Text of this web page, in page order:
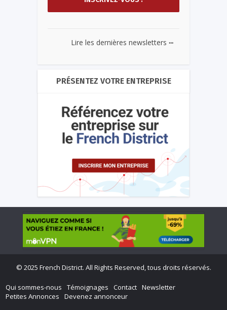
Lire les dernières newsletters ...
PRÉSENTEZ VOTRE ENTREPRISE
© 2025 French District. All Rights Reserved, tous droits réservés.
Qui sommes-nous Témoignages Contact Newsletter
Petites Annonces
Devenez annonceur